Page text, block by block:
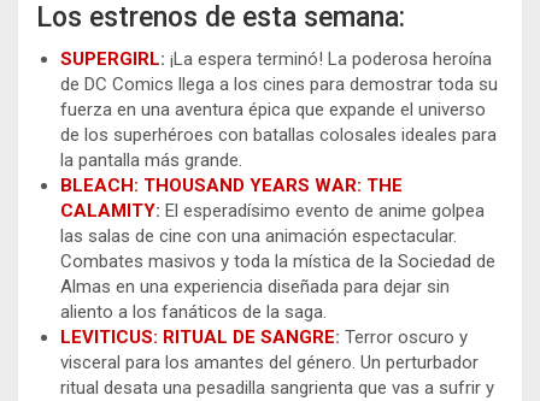
Los estrenos de esta semana:
SUPERGIRL: ¡La espera terminó! La poderosa heroína
de DC Comics llega a los cines para demostrar toda su
fuerza en una aventura épica que expande el universo
de los superhéroes con batallas colosales ideales para
la pantalla más grande.
BLEACH: THOUSAND YEARS WAR: THE
CALAMITY: El esperadísimo evento de anime golpea
las salas de cine con una animación espectacular.
Combates masivos y toda la mística de la Sociedad de
Almas en una experiencia diseñada para dejar sin
aliento a los fanáticos de la saga.
LEVITICUS: RITUAL DE SANGRE: Terror oscuro y
visceral para los amantes del género. Un perturbador
ritual desata una pesadilla sangrienta que vas a sufrir y